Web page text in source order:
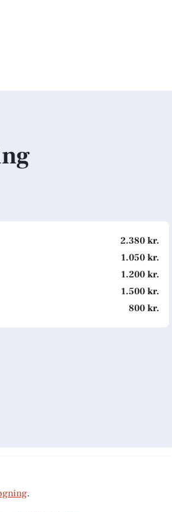
2.380 kr.
1.050 kr.
1.200 kr.
1.500 kr.
800 kr.
.